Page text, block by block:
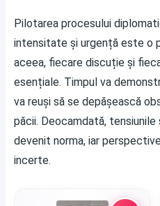
Pilotarea procesului
intensitate și urgență este o
aceea, fiecare discuție și
esențiale. Timpul va
va reuși să se depășească
păcii. Deocamdată,
devenit norma, iar
incerte.